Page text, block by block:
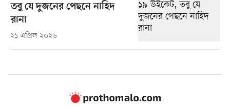
তবু যে দুজনের পেছনে নাহিদ
রানা
২১ এপ্রিল ২০২৬